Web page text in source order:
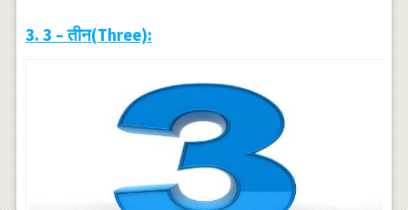
3. 3 – तीन(Three):